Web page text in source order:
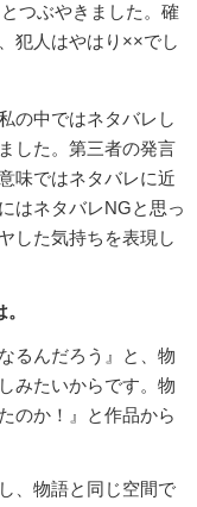
つぶやきました。確
犯人はやはり××でし
の中ではネタバレし
した。第三者の発言
味ではネタバレに近
はネタバレNGと思っ
した気持ちを表現し
るんだろう』と、物
みたいからです。物
のか！』と作品から
、物語と同じ空間で